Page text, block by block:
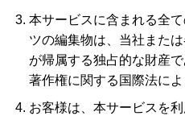
本サービスに含まれる全
ツの編集物は、当社また
が帰属する独占的な財産
著作権に関する国際法に
お客様は、本サービスを